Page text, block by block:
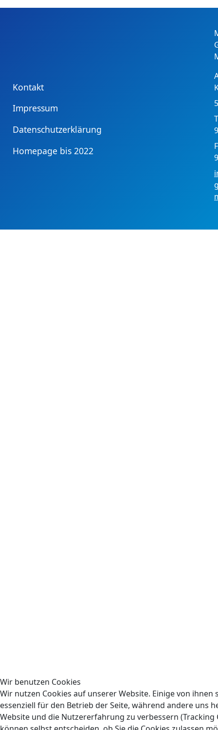
Kontakt
Impressum
Datenschutzerklärung
Homepage bis 2022
Wir benutzen Cookies
Wir nutzen Cookies auf unserer Website. Einige von ihnen
essenziell für den Betrieb der Seite, während andere uns
Website und die Nutzererfahrung zu verbessern (Tracking